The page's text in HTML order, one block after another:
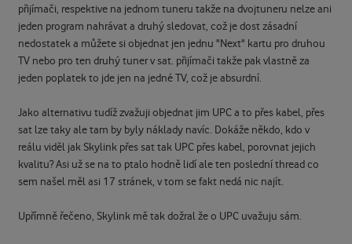
přijímači, respektive na jednom tuneru takže na dvojtuneru nelze ani
jeden program nahrávat a druhý sledovat, což je dost zásadní
nedostatek a můžete si objednat jen jednu "Next" kartu pro druhou
TV nebo pro ten druhý tuner v sat. přijímači takže pak vlastně za
jeden poplatek to jde jen na jedné TV, což je absurdní.
Jako alternativu tudíž zvažuji objednat jim UPC a to přes kabel, přes
sat lze taky ale tam by byly náklady navíc. Dokáže někdo, kdo v
reálu viděl jak Skylink přes sat tak UPC přes kabel, porovnat jejich
kvalitu? Asi už se na to ptalo hodně lidí ale ten poslední thread co
sem našel měl asi 17 stránek, v tom se fakt nedá nic najít.
Upřímně řečeno, Skylink mě tak dožral že o UPC uvažuju sám.